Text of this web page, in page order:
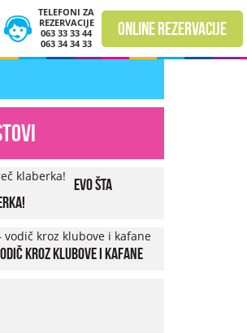
TELEFONI ZA
REZERVACIJE
063 33 33 44
063 34 34 33
online rezervacije
Evo šta
kroz klubove i kafane